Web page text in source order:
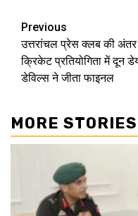
Continue
Reading
Previous
उत्तरांचल प्रेस क्लब की अंतर
क्रिकेट प्रतियोगिता में दून
डेविल्स ने जीता फाइनल
MORE STORIES